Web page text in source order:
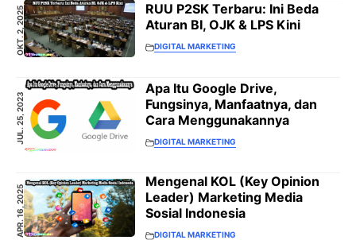
OKT. 2, 2025
RUU P2SK Terbaru: Ini Beda
Aturan BI, OJK & LPS Kini
DIGITAL MARKETING
JUL. 25, 2023
Apa Itu Google Drive,
Fungsinya, Manfaatnya, dan
Cara Menggunakannya
DIGITAL MARKETING
APR. 16, 2025
Mengenal KOL (Key Opinion
Leader) Marketing Media
Sosial Indonesia
DIGITAL MARKETING